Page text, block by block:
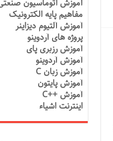
آموزش اتوماسیون
مفاهیم پایه الکترونیک
آموزش آلتیوم دیزاینر
پروژه های آردوینو
آموزش رزبری پای
آموزش آردوینو
آموزش زبان C
آموزش پایتون
آموزش ++C
اینترنت اشیاء